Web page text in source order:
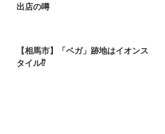
出店の噂
【相馬市】「ベガ」跡地はイオンス
タイル⁉